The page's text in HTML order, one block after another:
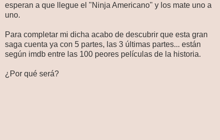
esperan a que llegue el "Ninja Americano" y los mate uno a
uno.
Para completar mi dicha acabo de descubrir que esta gran
saga cuenta ya con 5 partes, las 3 últimas partes... están
según imdb entre las 100 peores películas de la historia.
¿Por qué será?